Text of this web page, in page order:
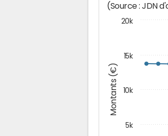
Montants (€)
(Source : JDN
5k
10k
15k
20k